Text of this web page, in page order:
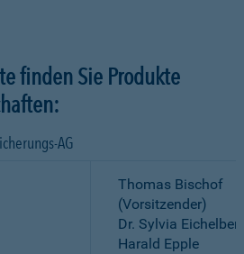
finden Sie Produkte
AG
Thomas Bischof
(Vorsitzender)
Dr. Sylvia
Harald Epple